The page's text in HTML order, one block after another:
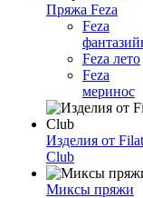
Пряжа Feza
Feza
Feza лето
Feza
меринос
Изделия от
Club
Миксы пряжи